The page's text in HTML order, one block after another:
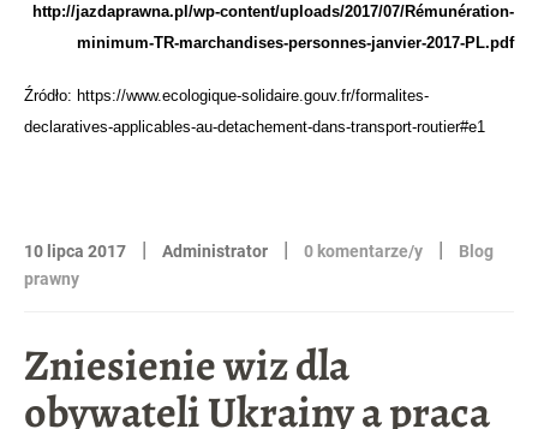
http://jazdaprawna.pl/wp-content/uploads/2017/07/Rémunération-
minimum-TR-marchandises-personnes-janvier-2017-PL.pdf
Źródło: https://www.ecologique-solidaire.gouv.fr/formalites-
declaratives-applicables-au-detachement-dans-transport-routier#e1
10 lipca 2017 | Administrator | 0 komentarze/y |
Blog
prawny
Zniesienie wiz dla
obywateli Ukrainy a praca